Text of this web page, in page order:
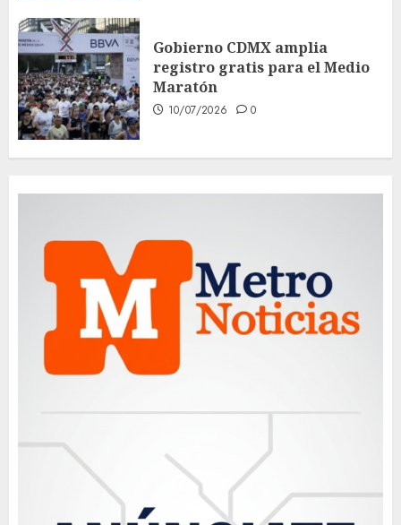
Gobierno CDMX amplia
registro gratis para el Medio
Maratón
10/07/2026 0